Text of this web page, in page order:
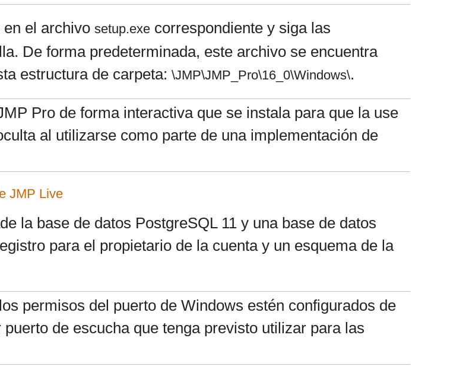
el archivo setup.exe correspondiente y siga las
De forma predeterminada, este archivo se encuentra
estructura de carpeta: \JMP\JMP_Pro\16_0\Windows\.
Pro de forma interactiva que se instala para que la use
al utilizarse como parte de una implementación de
JMP Live
la base de datos PostgreSQL 11 y una base de datos
para el propietario de la cuenta y un esquema de la
permisos del puerto de Windows estén configurados de
de escucha que tenga previsto utilizar para las